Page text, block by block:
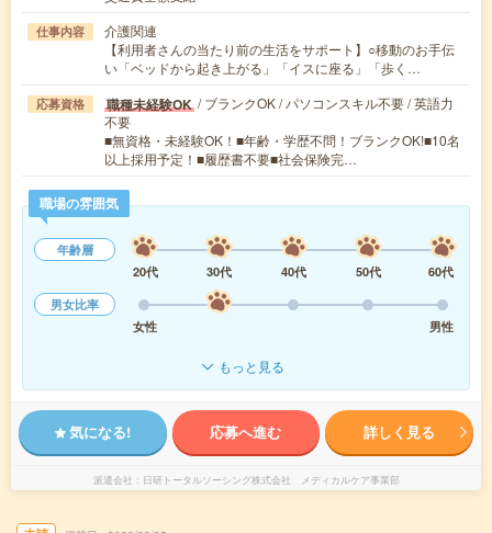
仕事内容
介護関連
【利用者さんの当たり前の生活をサポート】○移動のお手伝
い「ベッドから起き上がる」「イスに座る」「歩く…
応募資格 職種未経験OK / ブランクOK / パソコンスキル不要 / 英語力
不要
■無資格・未経験OK！■年齢・学歴不問！ブランクOK!■10名
以上採用予定！■履歴書不要■社会保険完…
職場の雰囲気
年齢層
20代
30代 40代 50代
60代
男女比率
女性
男性
もっと見る
気になる! 応募へ進む 詳しく見る
派遣会社 日研トータルソーシング株式会社 メディカルケア事業部